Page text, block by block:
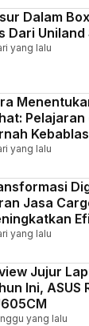
Dalam
Dari Uniland
yang lalu
yang lalu
Jasa
yang lalu
Jujur
Ini, ASUS
yang lalu